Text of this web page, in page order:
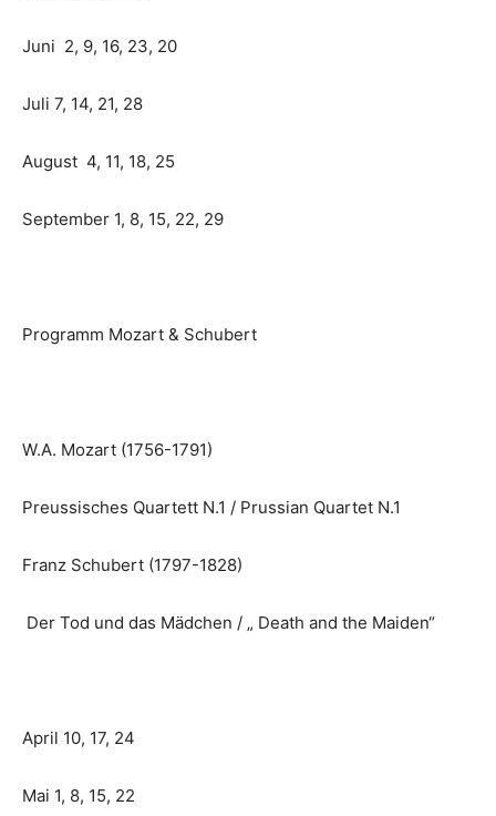
Juni 2, 9, 16, 23, 20
Juli 7, 14, 21, 28
August 4, 11, 18, 25
September 1, 8, 15, 22, 29
Programm Mozart & Schubert
W.A. Mozart (1756-1791)
Preussisches Quartett N.1 / Prussian Quartet N.1
Franz Schubert (1797-1828)
Der Tod und das Mädchen / „ Death and the Maiden“
April 10, 17, 24
Mai 1, 8, 15, 22